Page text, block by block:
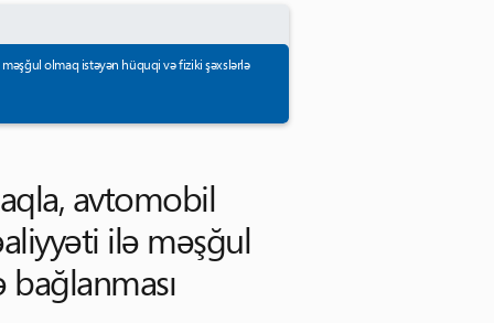
olmaq istəyən hüquqi və fiziki şəxslərlə
avtomobil
ilə məşğul